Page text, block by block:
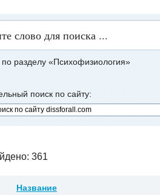
по разделу «Психофизиология»
поиск по сайту:
361
Название